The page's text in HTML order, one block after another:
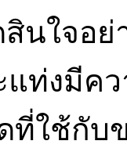
ใจอย่า
ท่งมีคว
ที่ใช้กั